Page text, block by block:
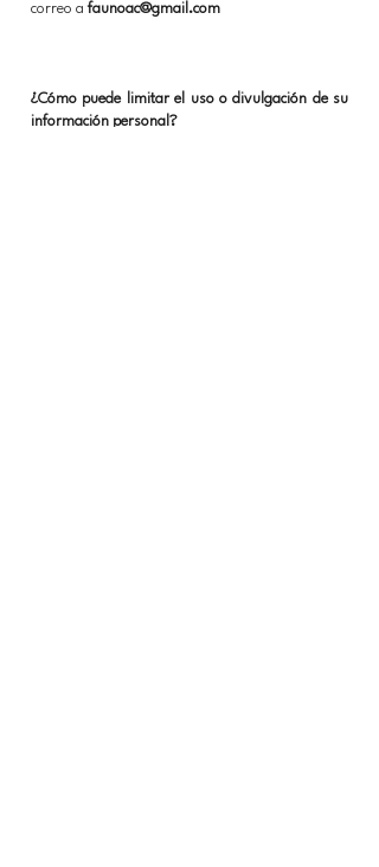
correo afaunoac@gmail.com
¿Cómo puede limitar el uso o divulgación de su
información personal?